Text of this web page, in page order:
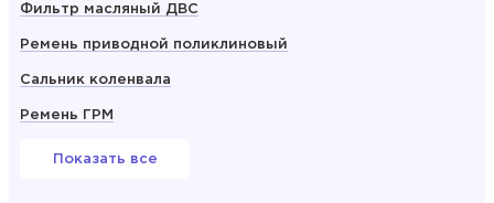
Фильтр масляный ДВС
Ремень приводной поликлиновый
Сальник коленвала
Ремень ГРМ
Показать все